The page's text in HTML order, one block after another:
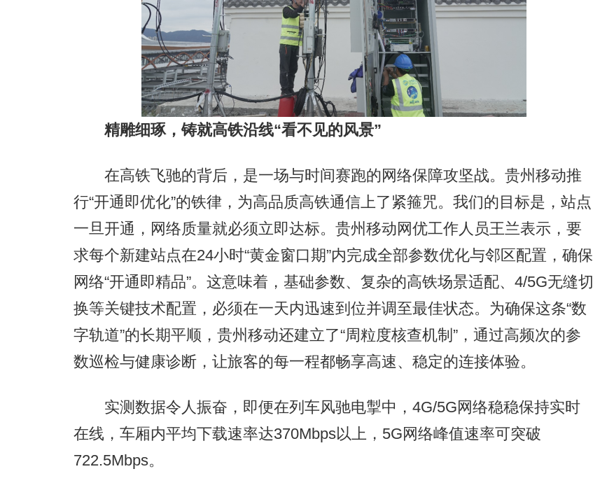
精雕细琢，铸就高铁沿线“看不见的风景”
在高铁飞驰的背后，是一场与时间赛跑的网络保障攻坚战。贵州移动推
行“开通即优化”的铁律，为高品质高铁通信上了紧箍咒。我们的目标是，站点
一旦开通，网络质量就必须立即达标。贵州移动网优工作人员王兰表示，要
求每个新建站点在24小时“黄金窗口期”内完成全部参数优化与邻区配置，确保
网络“开通即精品”。这意味着，基础参数、复杂的高铁场景适配、4/5G无缝切
换等关键技术配置，必须在一天内迅速到位并调至最佳状态。为确保这条“数
字轨道”的长期平顺，贵州移动还建立了“周粒度核查机制”，通过高频次的参
数巡检与健康诊断，让旅客的每一程都畅享高速、稳定的连接体验。
实测数据令人振奋，即便在列车风驰电掣中，4G/5G网络稳稳保持实时
在线，车厢内平均下载速率达370Mbps以上，5G网络峰值速率可突破
722.5Mbps。